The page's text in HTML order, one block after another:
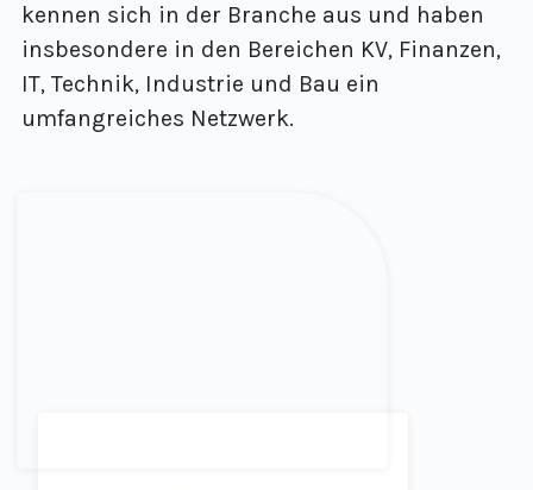
kennen sich in der Branche aus und haben
insbesondere in den Bereichen KV, Finanzen,
IT, Technik, Industrie und Bau ein
umfangreiches Netzwerk.